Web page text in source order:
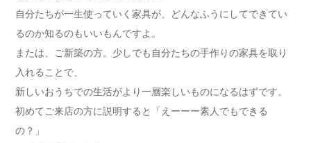
自分たちが一生使っていく家具が、どんなふうにしてできてい
るのか知るのもいいもんですよ。
または、ご新築の方。少しでも自分たちの手作りの家具を取り
入れることで、
新しいおうちでの生活がより一層楽しいものになるはずです。
初めてご来店の方に説明すると「えーーー素人でもできる
の？」